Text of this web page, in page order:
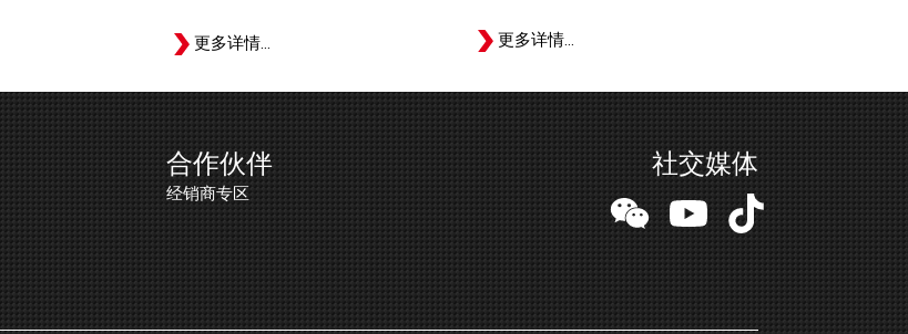
更多详情… 更多详情…
合作伙伴
经销商专区
社交媒体